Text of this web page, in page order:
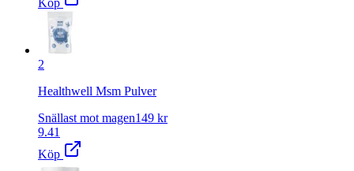
Köp
2
Healthwell Msm Pulver
Snällast mot magen149 kr
9.41
Köp